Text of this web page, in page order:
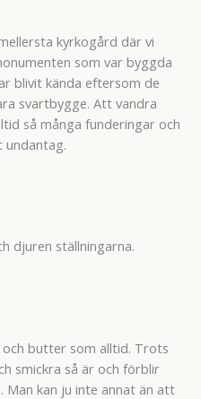
kyrkogård där vi
som var byggda
blivit kända eftersom de
svartbygge. Att vandra
så många funderingar och
undantag.
djuren ställningarna.
och butter som alltid. Trots
smickra så är och förblir
Man kan ju inte annat än att